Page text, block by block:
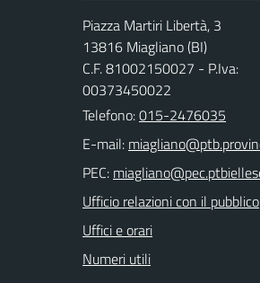
Piazza Martiri Libertà, 3
13816 Miagliano (BI)
C.F. 81002150027 - P.Iva:
00373450022
Telefono:015-2476035
E-mail:
PEC:
Ufficio relazioni con il pubblico
Uffici e orari
Numeri utili